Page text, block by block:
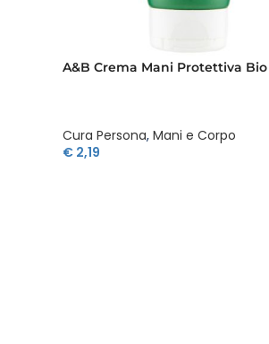
A&B Crema Mani Protettiva
Cura Persona, Mani e Corpo
€ 2,19